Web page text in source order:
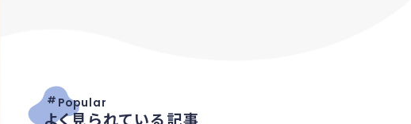
# Popular
よく見られている記事